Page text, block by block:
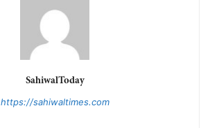
SahiwalToday
https://sahiwaltimes.com